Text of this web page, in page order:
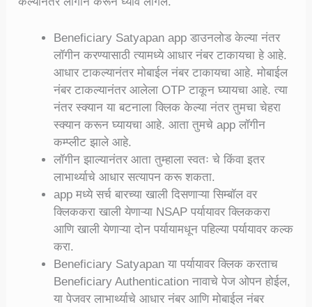
Beneficiary Satyapan app डाउनलोड केल्या नंतर
लॉगीन करण्यासाठी त्यामध्ये आधार नंबर टाकायचा हे आहे.
आधार टाकल्यानंतर मोबाईल नंबर टाकायचा आहे. मोबाईल
नंबर टाकल्यानंतर आलेला OTP टाकून घ्यायचा आहे. त्या
नंतर स्क्यान या बटनाला क्लिक केल्या नंतर तुमचा चेहरा
स्क्यान करून घ्यायचा आहे. आता तुमचे app लॉगीन
कम्प्लीट झाले आहे.
लॉगीन झाल्यानंतर आता तुम्हाला स्वतः चे किंवा इतर
लाभार्थ्याचे आधार सत्यापन करू शकता.
app मध्ये सर्च बारच्या खाली दिसणाऱ्या सिम्बॉल वर
क्लिककरा खाली येणाऱ्या NSAP पर्यायावर क्लिककरा
आणि खाली येणाऱ्या दोन पर्यायामधून पहिल्या पर्यायावर कल्क
करा.
Beneficiary Satyapan या पर्यायावर क्लिक करताच
Beneficiary Authentication नावाचे पेज ओपन होईल,
या पेजवर लाभार्थ्याचे आधार नंबर आणि मोबाईल नंबर